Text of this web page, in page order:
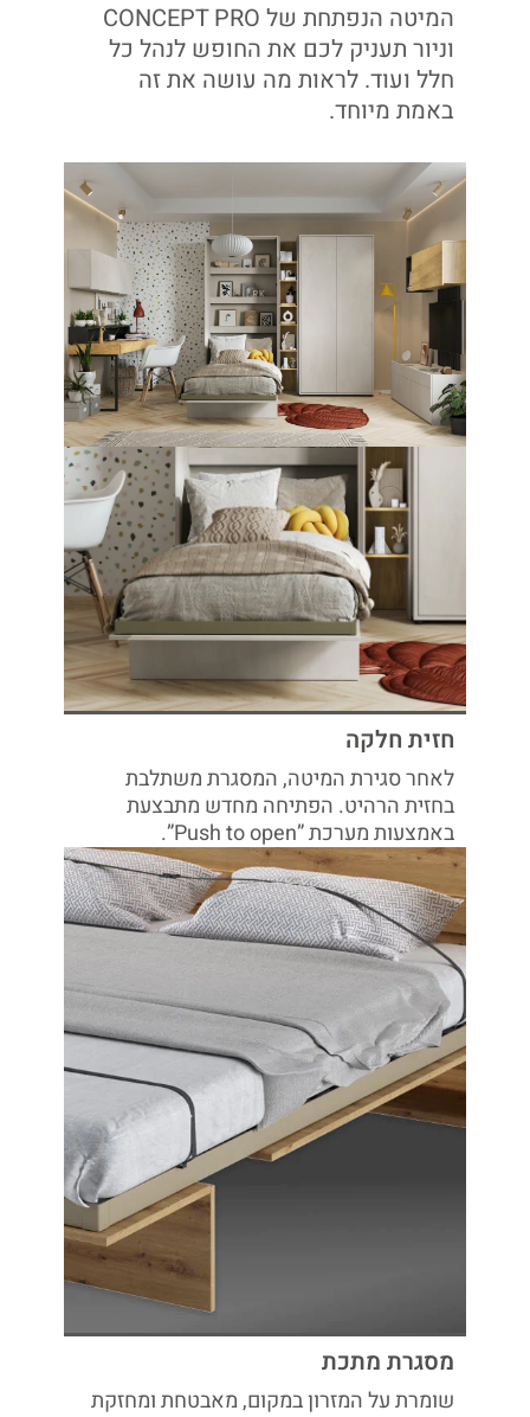
המיטה הנפתחת של CONCEPT PRO
וניור תעניק לכם את החופש לנהל כל
חלל ועוד. לראות מה עושה את זה
באמת מיוחד.
חזית חלקה
לאחר סגירת המיטה, המסגרת משתלבת
בחזית הרהיט. הפתיחה מחדש מתבצעת
באמצעות מערכת ”Push to open”.
מסגרת מתכת
שומרת על המזרון במקום, מאבטחת ומחזקת